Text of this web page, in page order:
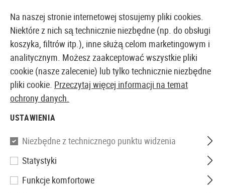
EUROPEJSKI AIRSOFT SKLEP I HURTOWNIA
Strona główna
NKDA Rubber Patch
Na naszej stronie internetowej stosujemy pliki cookies.
Niektóre z nich są technicznie niezbędne (np. do obsługi
koszyka, filtrów itp.), inne służą celom marketingowym i
analitycznym. Możesz zaakceptować wszystkie pliki
cookie (nasze zalecenie) lub tylko technicznie niezbędne
pliki cookie. Przeczytaj więcej informacji na temat
ochrony danych.
USTAWIENIA
Niezbędne z technicznego punktu widzenia
Statystyki
Funkcje komfortowe